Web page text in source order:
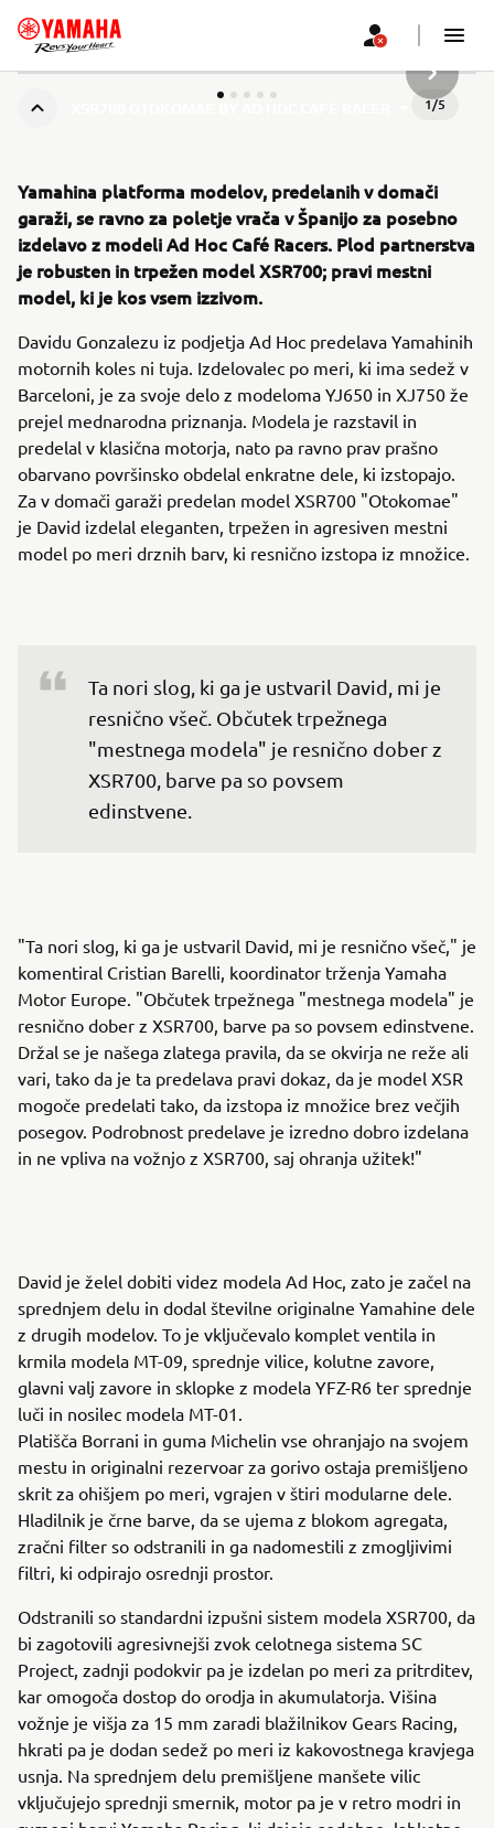
1/5
Yamahina platforma modelov, predelanih v domači
garaži, se ravno za poletje vrača v Španijo za posebno
izdelavo z modeli Ad Hoc Café Racers. Plod partnerstva
je robusten in trpežen model XSR700; pravi mestni
model, ki je kos vsem izzivom.
Davidu Gonzalezu iz podjetja Ad Hoc predelava Yamahinih
motornih koles ni tuja. Izdelovalec po meri, ki ima sedež v
Barceloni, je za svoje delo z modeloma YJ650 in XJ750 že
prejel mednarodna priznanja. Modela je razstavil in
predelal v klasična motorja, nato pa ravno prav prašno
obarvano površinsko obdelal enkratne dele, ki izstopajo.
Za v domači garaži predelan model XSR700 "Otokomae"
je David izdelal eleganten, trpežen in agresiven mestni
model po meri drznih barv, ki resnično izstopa iz množice.
Ta nori slog, ki ga je ustvaril David, mi je
resnično všeč. Občutek trpežnega
"mestnega modela" je resnično dober z
XSR700, barve pa so povsem
edinstvene.
"Ta nori slog, ki ga je ustvaril David, mi je resnično všeč," je
komentiral Cristian Barelli, koordinator trženja Yamaha
Motor Europe. "Občutek trpežnega "mestnega modela" je
resnično dober z XSR700, barve pa so povsem edinstvene.
Držal se je našega zlatega pravila, da se okvirja ne reže ali
vari, tako da je ta predelava pravi dokaz, da je model XSR
mogoče predelati tako, da izstopa iz množice brez večjih
posegov. Podrobnost predelave je izredno dobro izdelana
in ne vpliva na vožnjo z XSR700, saj ohranja užitek!"
David je želel dobiti videz modela Ad Hoc, zato je začel na
sprednjem delu in dodal številne originalne Yamahine dele
z drugih modelov. To je vključevalo komplet ventila in
krmila modela MT-09, sprednje vilice, kolutne zavore,
glavni valj zavore in sklopke z modela YFZ-R6 ter sprednje
luči in nosilec modela MT-01.
Platišča Borrani in guma Michelin vse ohranjajo na svojem
mestu in originalni rezervoar za gorivo ostaja premišljeno
skrit za ohišjem po meri, vgrajen v štiri modularne dele.
Hladilnik je črne barve, da se ujema z blokom agregata,
zračni filter so odstranili in ga nadomestili z zmogljivimi
filtri, ki odpirajo osrednji prostor.
Odstranili so standardni izpušni sistem modela XSR700, da
bi zagotovili agresivnejši zvok celotnega sistema SC
Project, zadnji podokvir pa je izdelan po meri za pritrditev,
kar omogoča dostop do orodja in akumulatorja. Višina
vožnje je višja za 15 mm zaradi blažilnikov Gears Racing,
hkrati pa je dodan sedež po meri iz kakovostnega kravjega
usnja. Na sprednjem delu premišljene manšete vilic
vključujejo sprednji smernik, motor pa je v retro modri in